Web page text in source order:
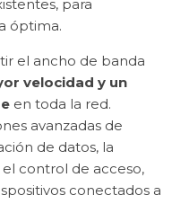
para
óptima.
el ancho de banda
velocidad y un
en toda la red.
avanzadas de
de datos, la
control de acceso,
conectados a